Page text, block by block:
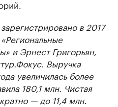
в 2017
и Эрнест Григорьян,
Выручка
увеличилась более
180,1 млн. Чистая
— до 11,4 млн.